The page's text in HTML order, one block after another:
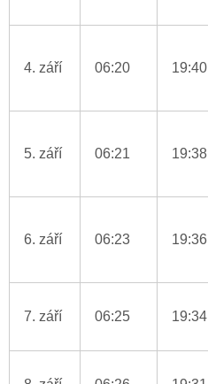
4. září 06:20 19:40
5. září 06:21 19:38
6. září 06:23 19:36
7. září 06:25 19:34